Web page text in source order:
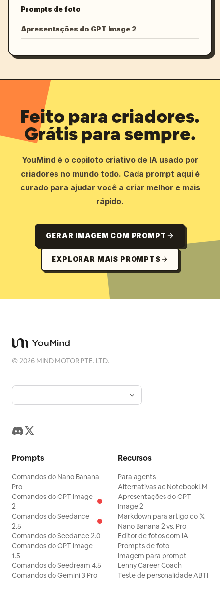
Prompts de foto
Apresentações do GPT Image 2
Feito para criadores.
Grátis para sempre.
YouMind é o copiloto criativo de IA usado por
criadores no mundo todo. Cada prompt aqui é
curado para ajudar você a criar melhor e mais
rápido.
GERAR IMAGEM COM PROMPT
EXPLORAR MAIS PROMPTS
©2026 MIND MOTOR PTE. LTD.
Prompts
Comandos do Nano Banana
Pro
Comandos do GPT Image
2
Comandos do Seedance
2.5
Comandos do Seedance 2.0
Comandos do GPT Image
1.5
Comandos do Seedream 4.5
Comandos do Gemini 3 Pro
Recursos
Para agents
Alternativas ao NotebookLM
Apresentações do GPT
Image 2
Markdown para artigo do 𝕏
Nano Banana 2 vs. Pro
Editor de fotos com IA
Prompts de foto
Imagem para prompt
Lenny Career Coach
Teste de personalidade ABTI